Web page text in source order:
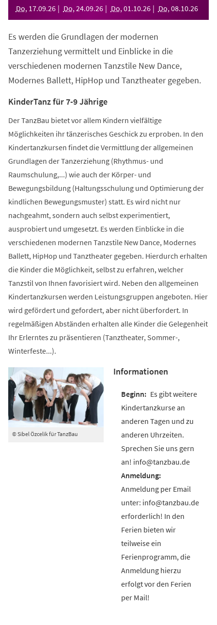
Do, 17.09.26 Do, 24.09.26 Do, 01 .10.26 Do, 08.10.26
Es werden die Grundlagen der modernen
Tanzerziehung vermittelt und Einblicke in die
verschiedenen modernen Tanzstile New Dance,
Modernes Ballett, HipHop und Tanztheater gegeben.
KinderTanz für 7-9 Jährige
Der TanzBau bietet vor allem Kindern vielfältige
Möglichkeiten ihr tänzerisches Geschick zu erproben. In den
Kindertanzkursen findet die Vermittlung der allgemeinen
Grundlagen der Tanzerziehung (Rhythmus- und
Raumschulung,...) wie auch der Körper- und
Bewegungsbildung (Haltungsschulung und Optimierung der
kindlichen Bewegungsmuster) statt. Es wird nicht nur
nachgeahmt, sondern auch selbst experimentiert,
ausprobiert und umgesetzt. Es werden Einblicke in die
verschiedenen modernen Tanzstile New Dance, Modernes
Ballett, HipHop und Tanztheater gegeben. Hierdurch erhalten
die Kinder die Möglichkeit, selbst zu erfahren, welcher
Tanzstil von Ihnen favorisiert wird. Neben den allgemeinen
Kindertanzkursen werden Leistungsgruppen angeboten. Hier
wird gefördert und gefordert, aber nicht überfordert. In
regelmäßigen Abständen erhalten alle Kinder die Gelegenheit
Ihr Erlerntes zu präsentieren (Tanztheater, Sommer-,
Winterfeste...).
© Sibel Özcelik für TanzBau
Informationen
Es gibt weitere
Kindertanzkurse an
anderen Tagen und zu
anderen Uhrzeiten.
Sprechen Sie uns gern
an! info@tanzbau.de
Anmeldung per Email
unter: info@tanzbau.de
erforderlich! In den
Ferien bieten wir
teilweise ein
Ferienprogramm, die
Anmeldung hierzu
erfolgt vor den Ferien
per Mail!